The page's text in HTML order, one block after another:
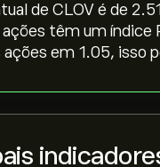
de CLOV é de
têm um índice
em 1.05, isso